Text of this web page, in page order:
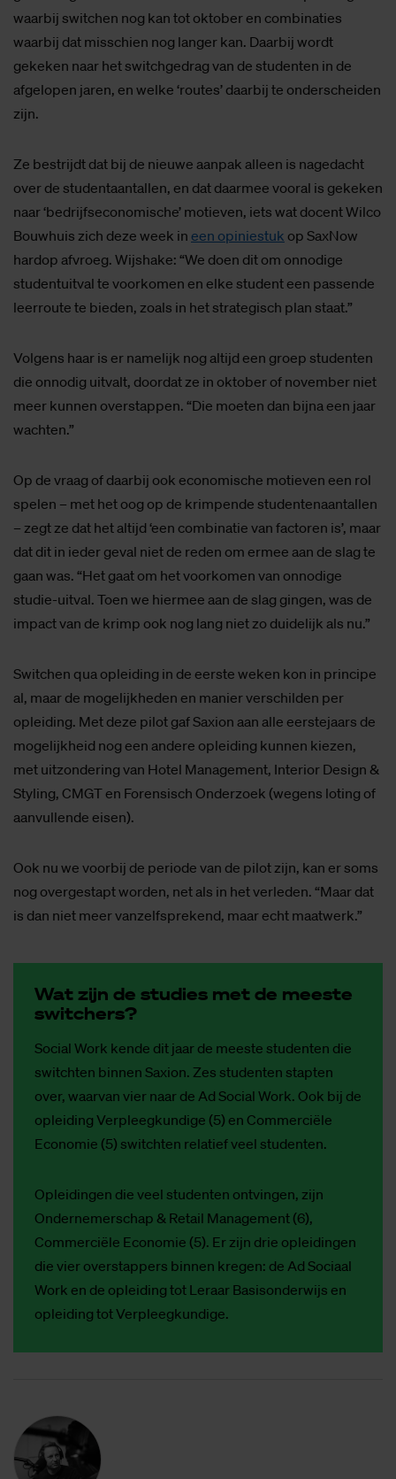
waarbij switchen nog kan tot oktober en combinaties
waarbij dat misschien nog langer kan. Daarbij wordt
gekeken naar het switchgedrag van de studenten in de
afgelopen jaren, en welke ‘routes’ daarbij te onderscheiden
zijn.
Ze bestrijdt dat bij de nieuwe aanpak alleen is nagedacht
over de studentaantallen, en dat daarmee vooral is gekeken
naar ‘bedrijfseconomische’ motieven, iets wat docent Wilco
Bouwhuis zich deze week in een opiniestuk op SaxNow
hardop afvroeg. Wijshake: “We doen dit om onnodige
studentuitval te voorkomen en elke student een passende
leerroute te bieden, zoals in het strategisch plan staat.”
Volgens haar is er namelijk nog altijd een groep studenten
die onnodig uitvalt, doordat ze in oktober of november niet
meer kunnen overstappen. “Die moeten dan bijna een jaar
wachten.”
Op de vraag of daarbij ook economische motieven een rol
spelen – met het oog op de krimpende studentenaantallen
– zegt ze dat het altijd ‘een combinatie van factoren is’, maar
dat dit in ieder geval niet de reden om ermee aan de slag te
gaan was. “Het gaat om het voorkomen van onnodige
studie-uitval. Toen we hiermee aan de slag gingen, was de
impact van de krimp ook nog lang niet zo duidelijk als nu.”
Switchen qua opleiding in de eerste weken kon in principe
al, maar de mogelijkheden en manier verschilden per
opleiding. Met deze pilot gaf Saxion aan alle eerstejaars de
mogelijkheid nog een andere opleiding kunnen kiezen,
met uitzondering van Hotel Management, Interior Design &
Styling, CMGT en Forensisch Onderzoek (wegens loting of
aanvullende eisen).
Ook nu we voorbij de periode van de pilot zijn, kan er soms
nog overgestapt worden, net als in het verleden. “Maar dat
is dan niet meer vanzelfsprekend, maar echt maatwerk.”
Wat zijn de stu­dies met de mees­te
swit­chers?
Social Work kende dit jaar de meeste studenten die
switchten binnen Saxion. Zes studenten stapten
over, waarvan vier naar de Ad Social Work. Ook bij de
opleiding Verpleegkundige (5) en Commerciële
Economie (5) switchten relatief veel studenten.
Opleidingen die veel studenten ontvingen, zijn
Ondernemerschap & Retail Management (6),
Commerciële Economie (5). Er zijn drie opleidingen
die vier overstappers binnen kregen: de Ad Sociaal
Work en de opleiding tot Leraar Basisonderwijs en
opleiding tot Verpleegkundige.